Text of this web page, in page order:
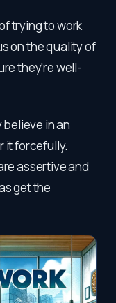
trying to work
on the quality of
they're well-
believe in an
it forcefully.
assertive and
get the